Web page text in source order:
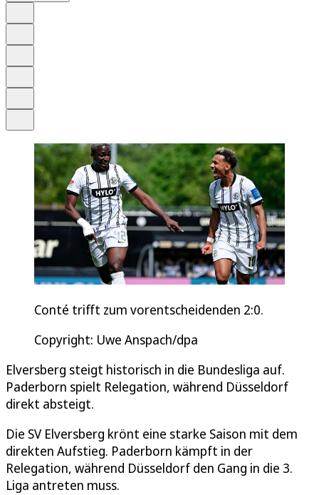
Conté trifft zum vorentscheidenden 2:0.
Copyright: Uwe Anspach/dpa
Elversberg steigt historisch in die Bundesliga auf.
Paderborn spielt Relegation, während Düsseldorf
direkt absteigt.
Die SV Elversberg krönt eine starke Saison mit dem
direkten Aufstieg. Paderborn kämpft in der
Relegation, während Düsseldorf den Gang in die 3.
Liga antreten muss.